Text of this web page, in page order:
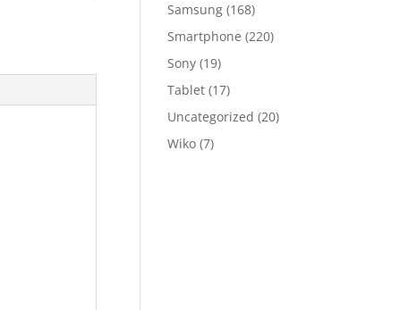
Samsung (168)
Smartphone (220)
Sony (19)
Tablet (17)
Uncategorized (20)
Wiko (7)